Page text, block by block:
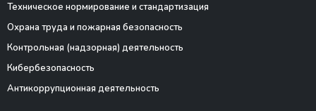
Техническое нормирование и стандартизация
Охрана труда и пожарная безопасность
Контрольная (надзорная) деятельность
Кибербезопасность
Антикоррупционная деятельность